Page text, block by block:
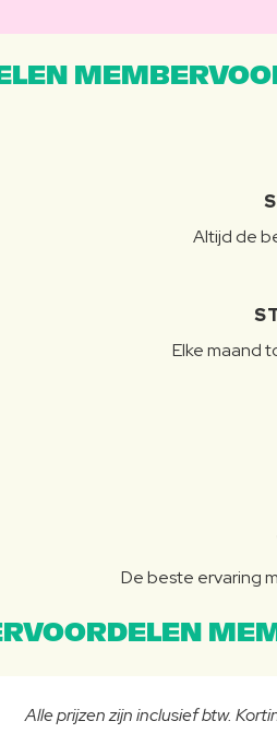
Altijd de
Elke maand
De beste ervaring
Alle prijzen zijn inclusief btw.